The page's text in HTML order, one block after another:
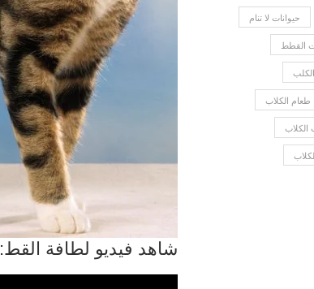
شاهد فيديو لطافة القط:
حيوانات لا تنام
القطط
طعام الكلاب
الكلاب